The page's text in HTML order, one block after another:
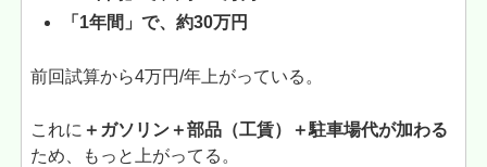
「1年間」で、約30万円
前回試算から4万円/年上がっている。
これに ＋ガソリン＋部品（工賃）＋駐車場代が加わる
ため、もっと上がってる。